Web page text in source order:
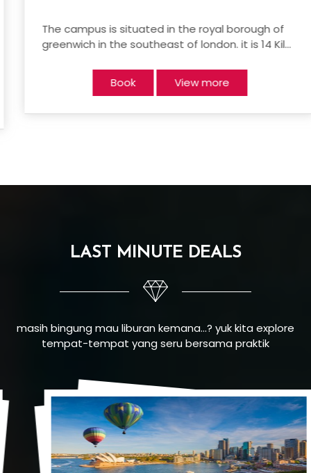
Book View more
tempat-tempat yang seru bersama praktik
7 Day